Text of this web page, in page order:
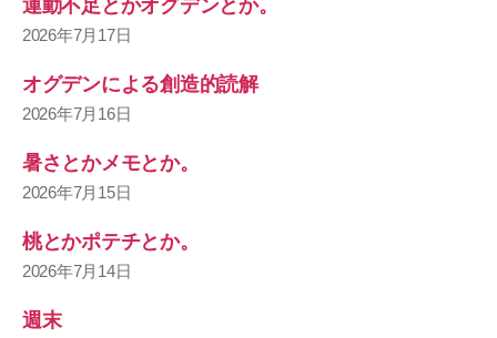
運動不足とかオグデンとか。
2026年7月17日
オグデンによる創造的読解
2026年7月16日
暑さとかメモとか。
2026年7月15日
桃とかポテチとか。
2026年7月14日
週末